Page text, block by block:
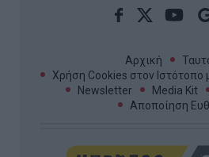
Αρχική
Χρήση Cookies στον Ιστότοπο
Newsletter
Media Kit
Αποποίηση